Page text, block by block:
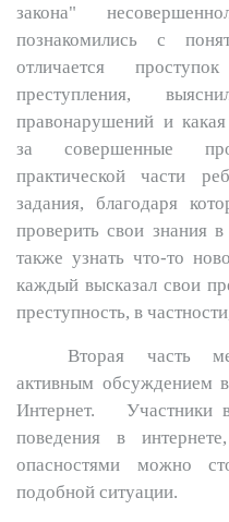
закона"
познакомились с
отличается
преступления,
правонарушений и какая
за совершенные
практической части
задания, благодаря
проверить свои знания
также узнать что-то
каждый высказал свои
преступность, в
Вторая часть
активным обсуждением
Интернет. Участники
поведения в
опасностями можно
подобной ситуации.